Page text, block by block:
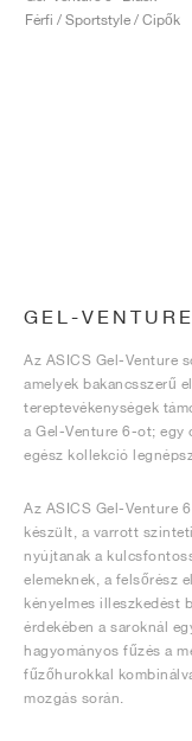
Férfi / Sportstyle / Cipők
GEL-
Az ASICS Gel-Venture
amelyek bakancsszerű
tereptevékenységek
a Gel-Venture 6-ot;
egész kollekció
Az ASICS Gel-Venture
készült, a varrott
nyújtanak a
elemeknek, a felsőrész
kényelmes illeszkedést
érdekében a saroknál
hagyományos fűzés a
fűzőhurokkal
mozgás során.